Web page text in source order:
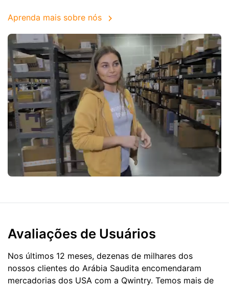
Aprenda mais sobre nós
Avaliações de Usuários
Nos últimos 12 meses, dezenas de milhares dos
nossos clientes do Arábia Saudita encomendaram
mercadorias dos USA com a Qwintry. Temos mais de